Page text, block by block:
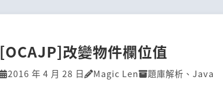
[OCAJP]改變物件欄位值
2016 年 4 月 28 日 Magic Len 題庫解析 、 Java